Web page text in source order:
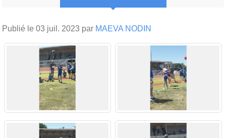
Publié le 03 juil. 2023 par MAEVA NODIN